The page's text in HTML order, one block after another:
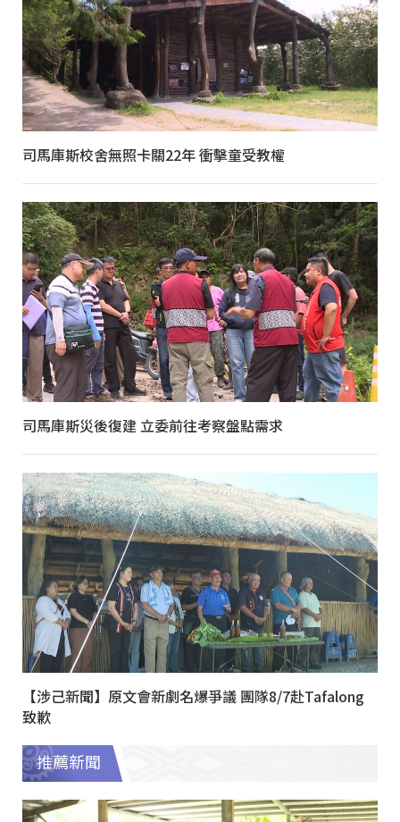
司馬庫斯校舍無照卡關22年 衝擊童受教權
司馬庫斯災後復建 立委前往考察盤點需求
【涉己新聞】原文會新劇名爆爭議 團隊8/7赴Tafalong
致歉
推薦新聞